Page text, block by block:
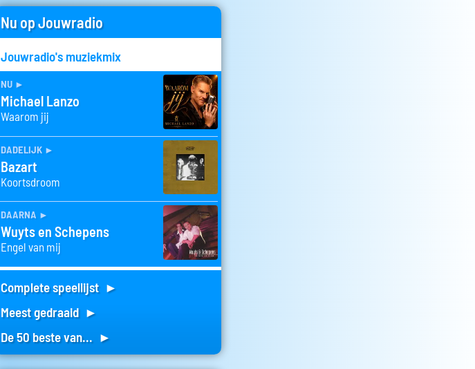
Nu op Jouwradio
Jouwradio's muziekmix
nu ►
Michael Lanzo
Waarom jij
dadelijk ►
Bazart
Koortsdroom
daarna ►
Wuyts en Schepens
Engel van mij
Complete speellijst ►
Meest gedraaid ►
De 50 beste van... ►